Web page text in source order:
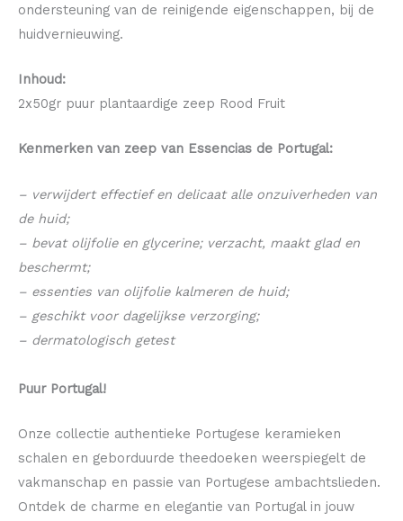
ondersteuning van de reinigende eigenschappen, bij de
huidvernieuwing.
Inhoud:
2x50gr puur plantaardige zeep Rood Fruit
Kenmerken van zeep van Essencias de Portugal:
– verwijdert effectief en delicaat alle onzuiverheden van
de huid;
– bevat olijfolie en glycerine; verzacht, maakt glad en
beschermt;
– essenties van olijfolie kalmeren de huid;
– geschikt voor dagelijkse verzorging;
– dermatologisch getest
Puur Portugal!
Onze collectie authentieke Portugese keramieken
schalen en geborduurde theedoeken weerspiegelt de
vakmanschap en passie van Portugese ambachtslieden.
Ontdek de charme en elegantie van Portugal in jouw